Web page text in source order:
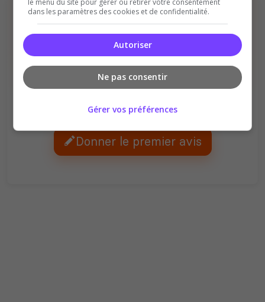
Il n'y a pas encore d'avis sur ce serveur.
Ambiance
Disponibilité
Donner le premier avis
le menu du site pour gérer ou retirer votre consentement
dans les paramètres des cookies et de confidentialité.
Autoriser
Ne pas consentir
Gérer vos préférences